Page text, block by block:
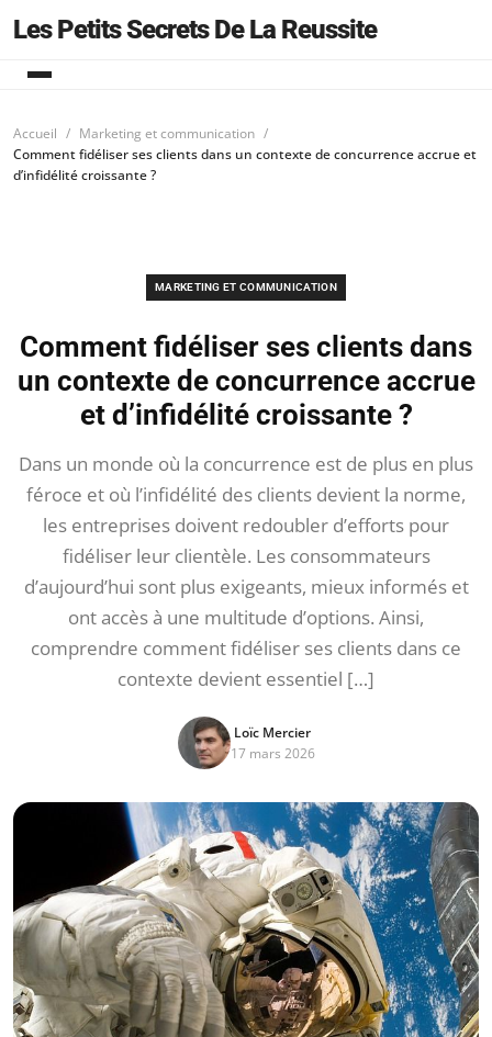
Les Petits Secrets De La Reussite
Accueil
Marketing et communication
Comment fidéliser ses clients dans un contexte de concurrence accrue et
d’infidélité croissante ?
MARKETING ET COMMUNICATION
Comment fidéliser ses clients dans
un contexte de concurrence accrue
et d’infidélité croissante ?
Dans un monde où la concurrence est de plus en plus
féroce et où l’infidélité des clients devient la norme,
les entreprises doivent redoubler d’efforts pour
fidéliser leur clientèle. Les consommateurs
d’aujourd’hui sont plus exigeants, mieux informés et
ont accès à une multitude d’options. Ainsi,
comprendre comment fidéliser ses clients dans ce
contexte devient essentiel […]
Loïc Mercier
17 mars 2026